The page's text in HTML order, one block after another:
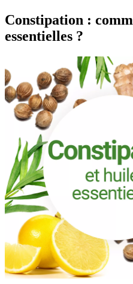
Constipation :
essentielles ?